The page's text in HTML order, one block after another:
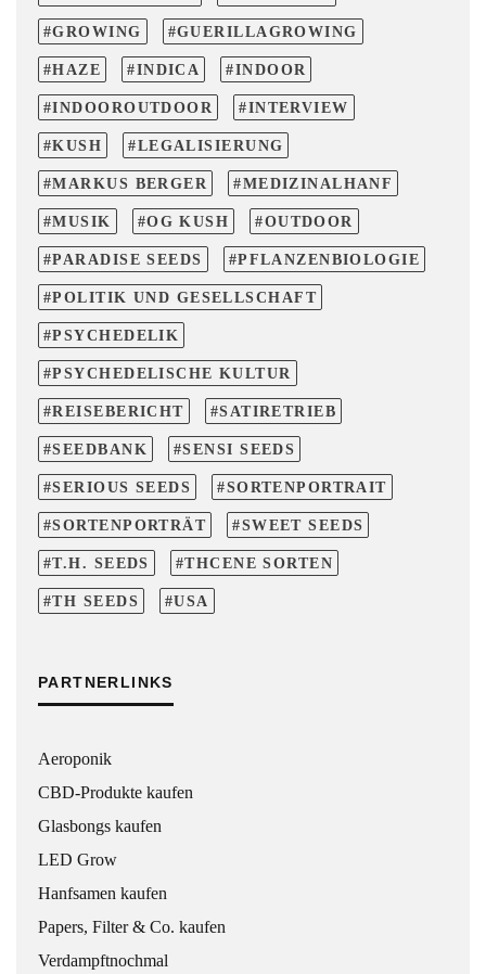
GROWING GUERILLAGROWING
HAZE INDICA INDOOR
INDOOROUTDOOR INTERVIEW
KUSH LEGALISIERUNG
MARKUS BERGER MEDIZINALHANF
MUSIK OG KUSH OUTDOOR
PARADISE SEEDS PFLANZENBIOLOGIE
POLITIK UND GESELLSCHAFT
PSYCHEDELIK
PSYCHEDELISCHE KULTUR
REISEBERICHT SATIRETRIEB
SEEDBANK SENSI SEEDS
SERIOUS SEEDS SORTENPORTRAIT
SORTENPORTRÄT SWEET SEEDS
T.H. SEEDS THCENE SORTEN
TH SEEDS USA
PARTNERLINKS
Aeroponik
CBD-Produkte kaufen
Glasbongs kaufen
LED Grow
Hanfsamen kaufen
Papers, Filter & Co. kaufen
Verdampftnochmal